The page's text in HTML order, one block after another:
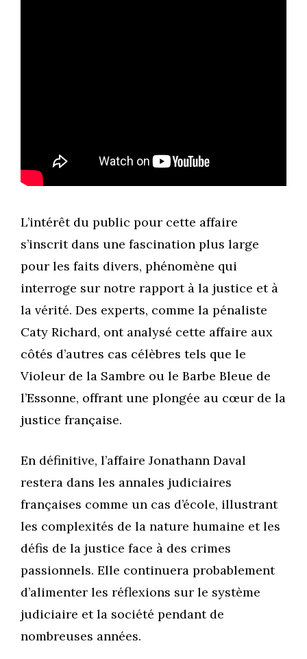
L’intérêt du public pour cette affaire
s’inscrit dans une fascination plus large
pour les faits divers, phénomène qui
interroge sur notre rapport à la justice et à
la vérité. Des experts, comme la pénaliste
Caty Richard, ont analysé cette affaire aux
côtés d’autres cas célèbres tels que le
Violeur de la Sambre ou le Barbe Bleue de
l’Essonne, offrant une plongée au cœur de la
justice française.
En définitive, l’affaire Jonathann Daval
restera dans les annales judiciaires
françaises comme un cas d’école, illustrant
les complexités de la nature humaine et les
défis de la justice face à des crimes
passionnels. Elle continuera probablement
d’alimenter les réflexions sur le système
judiciaire et la société pendant de
nombreuses années.